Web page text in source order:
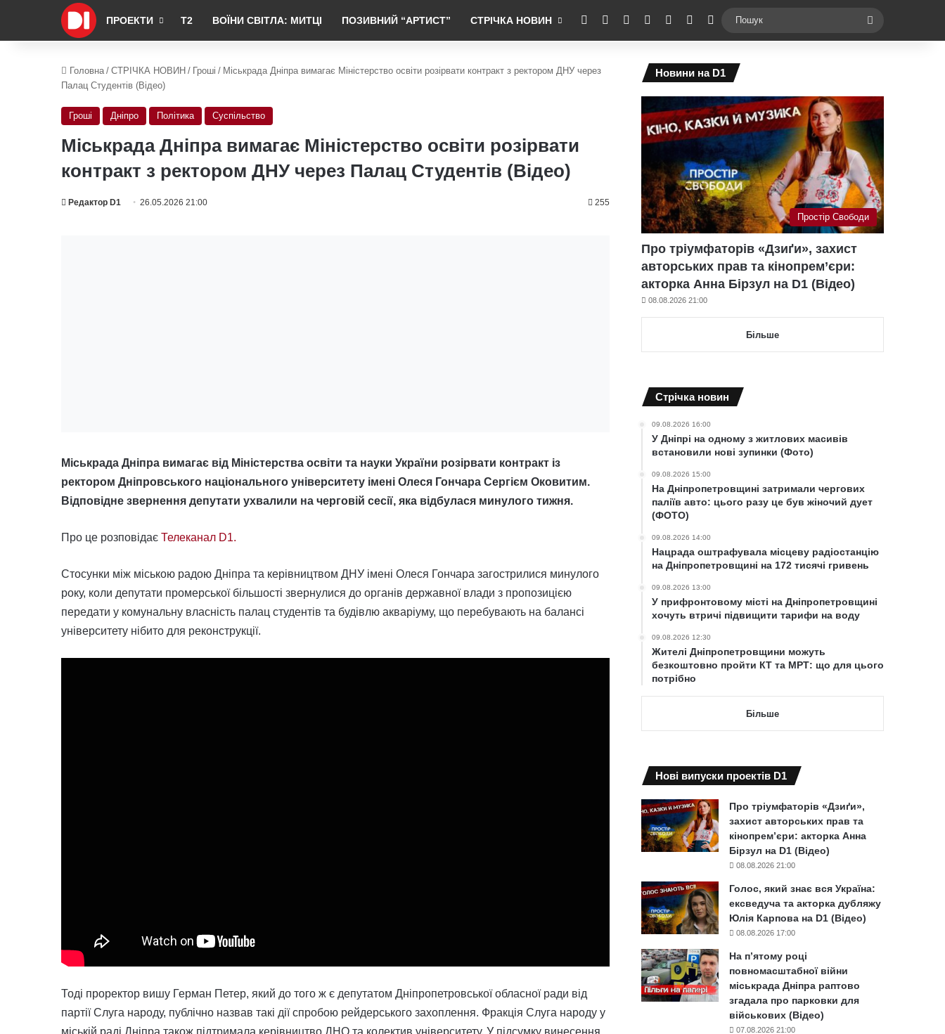
ПРОЕКТИ Т2 ВОЇНИ СВІТЛА: МИТЦІ ПОЗИВНИЙ “АРТИСТ” СТРІЧКА НОВИН RSS Facebook YouTubeInstagramTelegramSwitch skin
Головна / СТРІЧКА НОВИН / Гроші / Міськрада Дніпра вимагає Міністерство освіти розірвати контракт з ректором ДНУ через
Палац Студентів (Відео)
Гроші Дніпро Політика Суспільство
Міськрада Дніпра вимагає Міністерство освіти розірвати
контракт з ректором ДНУ через Палац Студентів (Відео)
Редактор D1 26.05.2026 21:00 255
Міськрада Дніпра вимагає від Міністерства освіти та науки України розірвати контракт із
ректором Дніпровського національного університету імені Олеся Гончара Сергієм Оковитим.
Відповідне звернення депутати ухвалили на черговій сесії, яка відбулася минулого тижня.
Про це розповідає Телеканал D1.
Стосунки між міською радою Дніпра та керівництвом ДНУ імені Олеся Гончара загострилися минулого
року, коли депутати промерської більшості звернулися до органів державної влади з пропозицією
передати у комунальну власність палац студентів та будівлю акваріуму, що перебувають на балансі
університету нібито для реконструкції.
Тоді проректор вишу Герман Петер, який до того ж є депутатом Дніпропетровської обласної ради від
партії Слуга народу, публічно назвав такі дії спробою рейдерського захоплення. Фракція Слуга народу у
міській раді Дніпра також підтримала керівництво ДНО та колектив університету. У підсумку винесення
Новини на D1
Простір Свободи
Про тріумфаторів «Дзиґи», захист
авторських прав та кінопрем’єри:
акторка Анна Бірзул на D1 (Відео)
08.08.2026 21:00
Більше
Cтрічка новин
09.08.2026 16:00
У Дніпрі на одному з житлових масивів
встановили нові зупинки (Фото)
09.08.2026 15:00
На Дніпропетровщині затримали чергових
паліїв авто: цього разу це був жіночий дует
(ФОТО)
09.08.2026 14:00
Нацрада оштрафувала місцеву радіостанцію
на Дніпропетровщині на 172 тисячі гривень
09.08.2026 13:00
У прифронтовому місті на Дніпропетровщині
хочуть втричі підвищити тарифи на воду
09.08.2026 12:30
Жителі Дніпропетровщини можуть
безкоштовно пройти КТ та МРТ: що для цього
потрібно
Більше
Нові випуски проектів D1
Про тріумфаторів «Дзиґи»,
захист авторських прав та
кінопрем’єри: акторка Анна
Бірзул на D1 (Відео)
08.08.2026 21:00
Голос, який знає вся Україна:
ексведуча та акторка дубляжу
Юлія Карпова на D1 (Відео)
08.08.2026 17:00
На п’ятому році
повномасштабної війни
міськрада Дніпра раптово
згадала про парковки для
військових (Відео)
07.08.2026 21:00